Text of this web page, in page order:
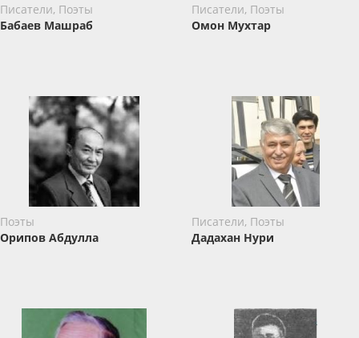
Писатели, Поэты
Бабаев Машраб
Писатели, Поэты
Омон Мухтар
Поэты
Орипов Абдулла
Писатели, Поэты
Дадахан Нури